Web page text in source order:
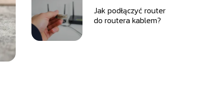
Jak podłączyć router
do routera kablem?